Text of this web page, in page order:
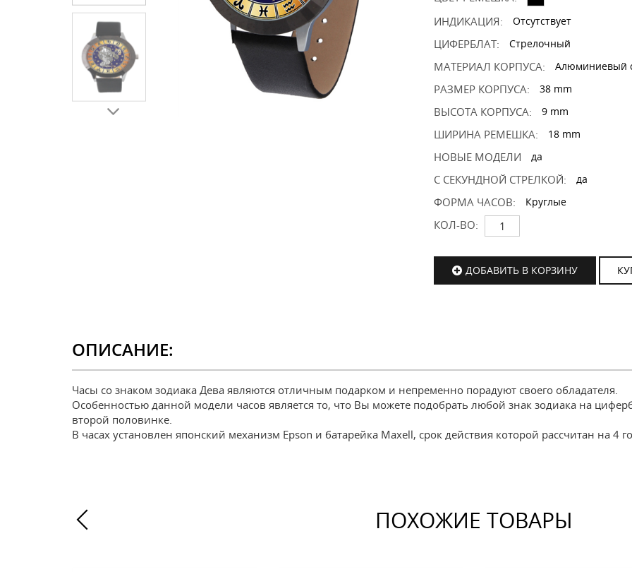
ИНДИКАЦИЯ:
Отсутствует
ЦИФЕРБЛАТ: Стрелочный
МАТЕРИАЛ КОРПУСА: Алюминиевый
РАЗМЕР КОРПУСА: 38 mm
ВЫСОТА КОРПУСА: 9 mm
ШИРИНА РЕМЕШКА: 18 mm
НОВЫЕ МОДЕЛИ да
С СЕКУНДНОЙ СТРЕЛКОЙ: да
ФОРМА ЧАСОВ: Круглые
КОЛ-ВО:
ДОБАВИТЬ В КОРЗИНУ
ОПИСАНИЕ:
Часы со знаком зодиака Дева являются отличным подарком и непременно порадуют своего обладателя.
Особенностью данной модели часов является то, что Вы можете подобрать любой знак зодиака на
второй половинке.
В часах установлен японский механизм Epson и батарейка Maxell, срок действия которой рассчитан на 4
ПОХОЖИЕ ТОВАРЫ